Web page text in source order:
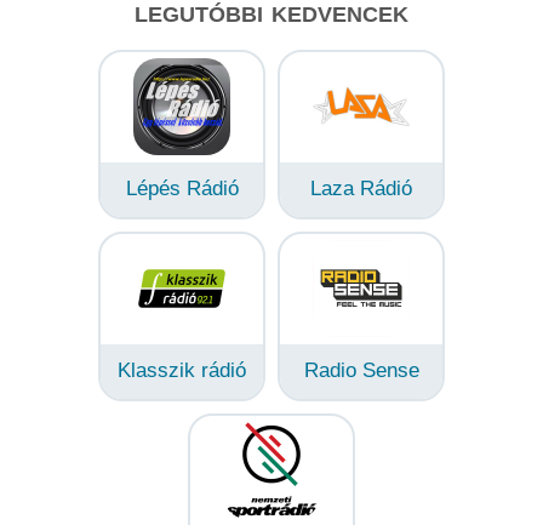
LEGUTÓBBI KEDVENCEK
Lépés Rádió Laza Rádió
Klasszik rádió Radio Sense